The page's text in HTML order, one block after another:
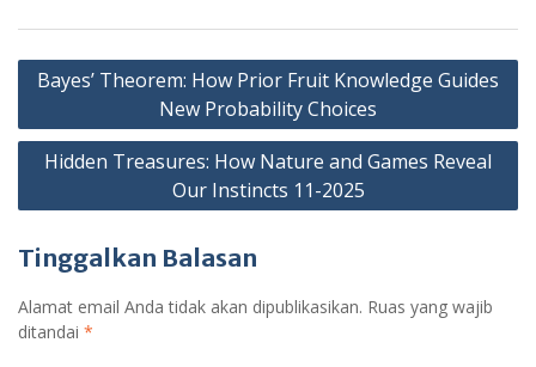
Bayes’ Theorem: How Prior Fruit Knowledge Guides
New Probability Choices
Hidden Treasures: How Nature and Games Reveal
Our Instincts 11-2025
Tinggalkan Balasan
Alamat email Anda tidak akan dipublikasikan. Ruas yang wajib
ditandai *